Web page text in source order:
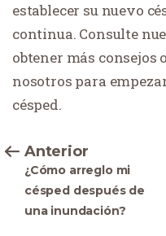
establecer su nuevo
continua. Consulte
obtener más consejos
nosotros para
césped.
Anterior
¿Cómo arreglo mi
césped después de
una inundación?